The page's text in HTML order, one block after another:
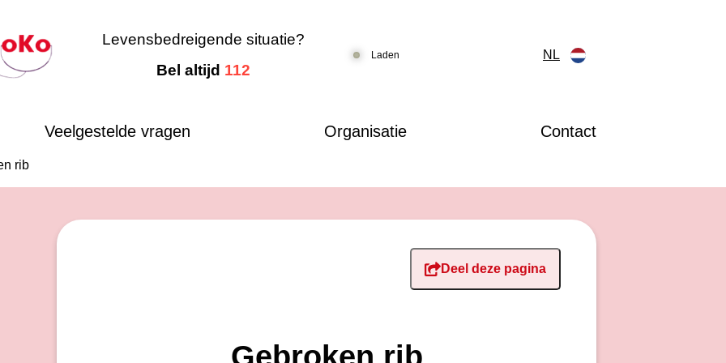
Levensbedreigende situatie?
Bel altijd 112
Laden NL
Veelgestelde vragen Organisatie Contact
rib
Deel deze pagina